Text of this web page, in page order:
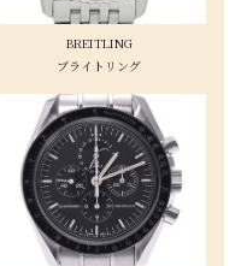
BREITLING
ブライトリング